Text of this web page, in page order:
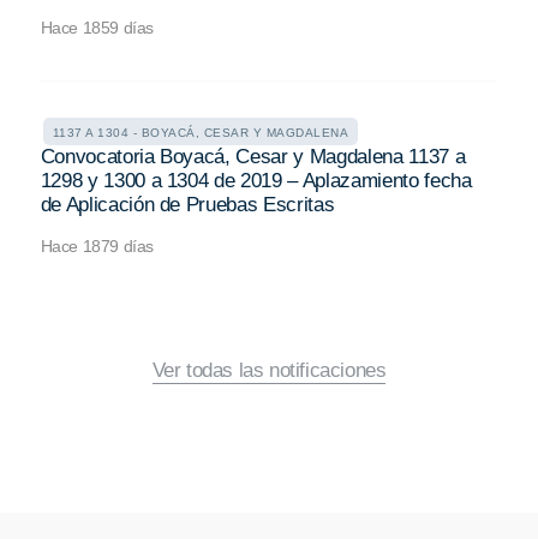
Hace 1859 días
1137 A 1304 - BOYACÁ, CESAR Y MAGDALENA
Convocatoria Boyacá, Cesar y Magdalena 1137 a
1298 y 1300 a 1304 de 2019 – Aplazamiento fecha
de Aplicación de Pruebas Escritas
Hace 1879 días
Ver todas las notificaciones